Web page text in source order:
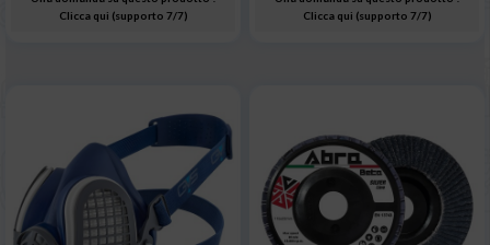
Clicca qui (supporto 7/7)
Clicca qui (supporto 7/7)